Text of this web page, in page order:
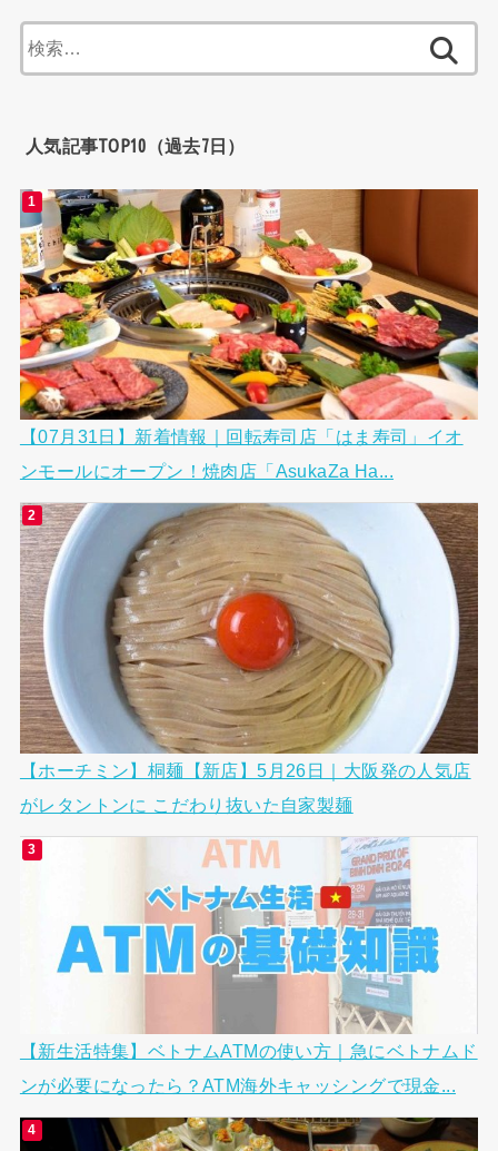
索:
人気記事TOP10（過去7日）
【07月31日】新着情報｜回転寿司店「はま寿司」イオ
ンモールにオープン！焼肉店「AsukaZa Ha...
【ホーチミン】桐麺【新店】5月26日｜大阪発の人気店
がレタントンに こだわり抜いた自家製麺
【新生活特集】ベトナムATMの使い方｜急にベトナムド
ンが必要になったら？ATM海外キャッシングで現金...